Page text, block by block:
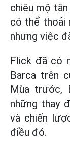
chiêu mộ
có thể thoải
nhưng việc
Flick đã có
Barca trên
Mùa trước,
những thay
và chiến
điều đó.